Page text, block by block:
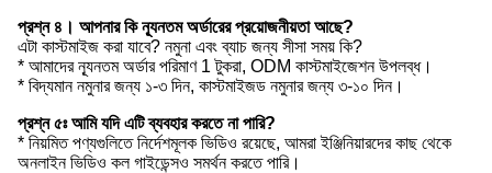
প্রশ্ন ৪। আপনার কি ন্যূনতম অর্ডারের প্রয়োজনীয়তা আছে?
এটা কাস্টমাইজ করা যাবে? নমুনা এবং ব্যাচ জন্য সীসা সময় কি?
* আমাদের ন্যূনতম অর্ডার পরিমাণ 1 টুকরা, ODM কাস্টমাইজেশন উপলব্ধ।
* বিদ্যমান নমুনার জন্য ১-৩ দিন, কাস্টমাইজড নমুনার জন্য ৩-১০ দিন।
প্রশ্ন ৫ঃ আমি যদি এটি ব্যবহার করতে না পারি?
* নিয়মিত পণ্যগুলিতে নির্দেশমূলক ভিডিও রয়েছে, আমরা ইঞ্জিনিয়ারদের কাছ থেকে
অনলাইন ভিডিও কল গাইডেন্সও সমর্থন করতে পারি।